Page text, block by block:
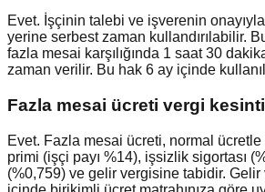
Evet. İşçinin talebi ve işverenin
yerine serbest zaman kullandırılabilir.
fazla mesai karşılığında 1 saat 30
zaman verilir. Bu hak 6 ay içinde
Fazla mesai ücreti vergi
Evet. Fazla mesai ücreti, normal ücretle
primi (işçi payı %14), işsizlik sigortası
(%0,759) ve gelir vergisine tabidir. Gelir